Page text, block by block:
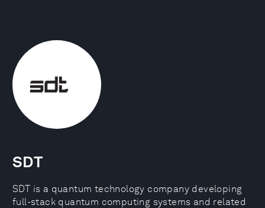
SDT
SDT is a quantum technology company developing
full-stack quantum computing systems and related